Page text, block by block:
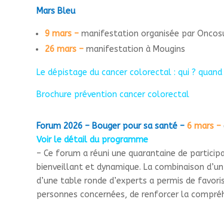
Mars Bleu
9 mars –manifestation organisée par
26 mars – manifestation à Mougins
Le dépistage du cancer colorectal : qui ?
Brochure prévention cancer colorectal
Forum 2026 – Bouger pour sa santé – 6 mars –
Voir le détail du programme
– Ce forum a réuni une quarantaine de
bienveillant et dynamique. La combinaison
d’une table ronde d’experts a permis de
personnes concernées, de renforcer la